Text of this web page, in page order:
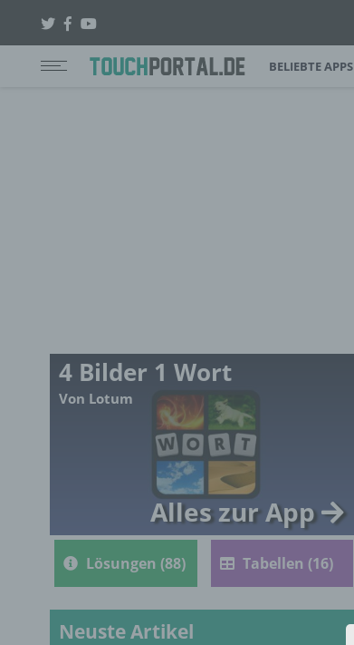
BELIEBTE APPS
4 Bilder 1 Wort
Von Lotum
Alles zur App
Lösungen (88) Tabellen (16)
Neuste Artikel